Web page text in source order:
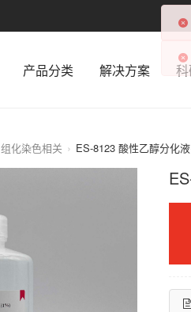
产品分类 解决方案
组化染色相关 ES-8123 酸性乙醇分化